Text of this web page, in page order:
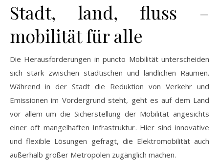
Stadt, land, fluss –
mobilität für alle
Die Herausforderungen in puncto Mobilität unterscheiden
sich stark zwischen städtischen und ländlichen Räumen.
Während in der Stadt die Reduktion von Verkehr und
Emissionen im Vordergrund steht, geht es auf dem Land
vor allem um die Sicherstellung der Mobilität angesichts
einer oft mangelhaften Infrastruktur. Hier sind innovative
und flexible Lösungen gefragt, die Elektromobilität auch
außerhalb großer Metropolen zugänglich machen.